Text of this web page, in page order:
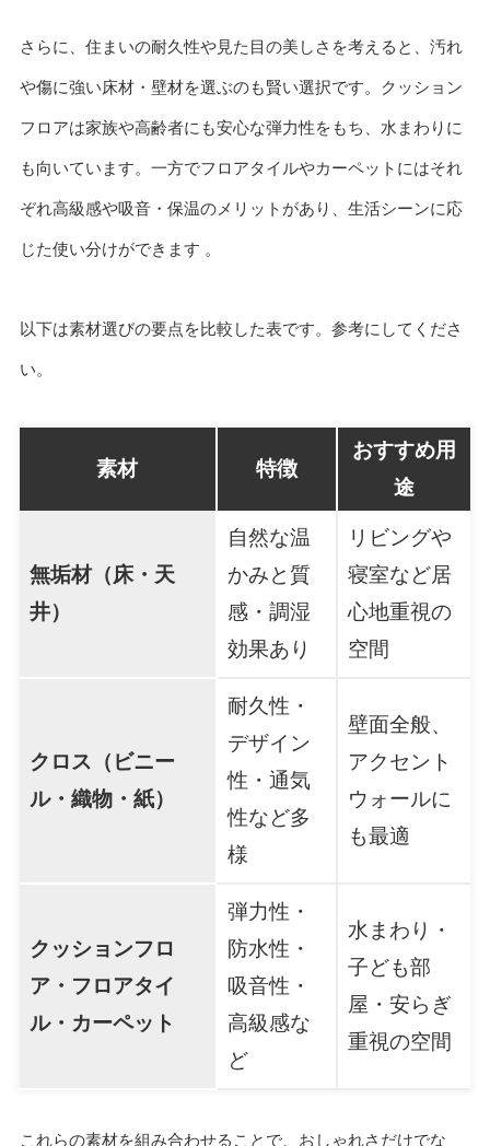
さらに、住まいの耐久性や見た目の美しさを考えると、汚れ
や傷に強い床材・壁材を選ぶのも賢い選択です。クッション
フロアは家族や高齢者にも安心な弾力性をもち、水まわりに
も向いています。一方でフロアタイルやカーペットにはそれ
ぞれ高級感や吸音・保温のメリットがあり、生活シーンに応
じた使い分けができます 。
以下は素材選びの要点を比較した表です。参考にしてくださ
い。
素材 特徴
おすすめ用
途
無垢材（床・天
井）
自然な温
かみと質
感・調湿
効果あり
リビングや
寝室など居
心地重視の
空間
クロス（ビニー
ル・織物・紙）
耐久性・
デザイン
性・通気
性など多
様
壁面全般、
アクセント
ウォールに
も最適
クッションフロ
ア・フロアタイ
ル・カーペット
弾力性・
防水性・
吸音性・
高級感な
ど
水まわり・
子ども部
屋・安らぎ
重視の空間
これらの素材を組み合わせることで、おしゃれさだけでな